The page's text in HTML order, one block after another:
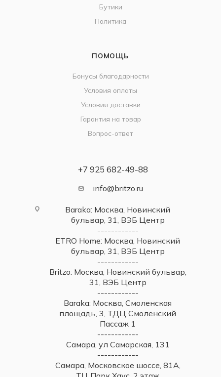
Бутики
Политика
ПОМОЩЬ
Бонусы благодарности
Условия оплаты
Условия доставки
Гарантия на товар
Вопрос-ответ
+7 925 682-49-88
info@britzo.ru
Baraka: Москва, Новинский
бульвар, 31, ВЭБ Центр
------------
ETRO Home: Москва, Новинский
бульвар, 31, ВЭБ Центр
------------
Britzo: Москва, Новинский бульвар,
31, ВЭБ Центр
------------
Baraka: Москва, Смоленская
площадь, 3, ТДЦ Смоленский
Пассаж 1
------------
Самара, ул Самарская, 131
------------
Самара, Московское шоссе, 81А,